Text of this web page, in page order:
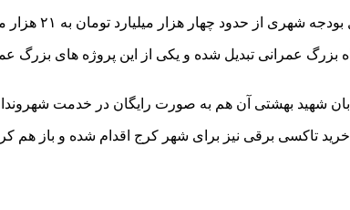
تومان به ٢١ هزار میلیارد تومان افزایش یافته است.
عمرانی تبدیل شده و یکی از این پروژه های بزرگ
شهید بهشتی آن هم به صورت رایگان در خدمت
تاکسی برقی نیز برای شهر کرج اقدام شده و باز هم